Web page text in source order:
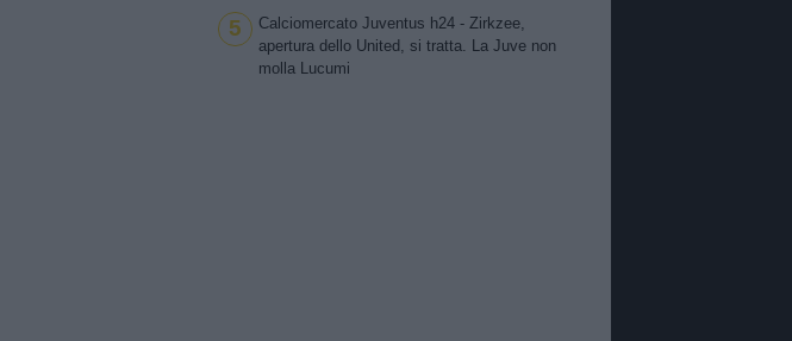
5
Calciomercato Juventus h24 - Zirkzee,
apertura dello United, si tratta. La Juve non
molla Lucumi